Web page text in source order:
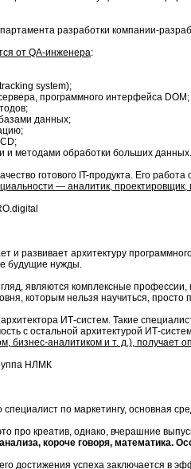
разработки компании-
от QA-инженера:
system);
программного интерфейса DOM;
данных;
и методами обработки больших данных.
готового IT-продукта. Его
— аналитик,
и развивает архитектуру
будущие нужды.
являются комплексные
которым нельзя научиться,
ИТ-систем. Такие
с остальной архитектурой ИТ-
бизнес-аналитиком и т. д.),
НЛМК
специалист по маркетингу, основная
про креатив, однако, вчерашние
короче говоря, математика.
достижения успеха заключается в